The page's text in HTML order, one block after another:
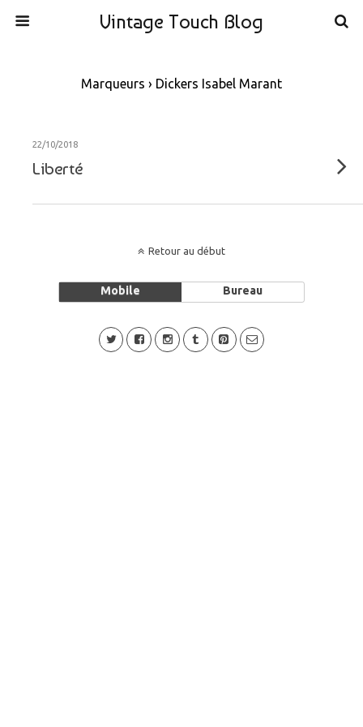
Vintage Touch Blog
Marqueurs › Dickers Isabel Marant
22/10/2018
Liberté
Retour au début
Mobile Bureau